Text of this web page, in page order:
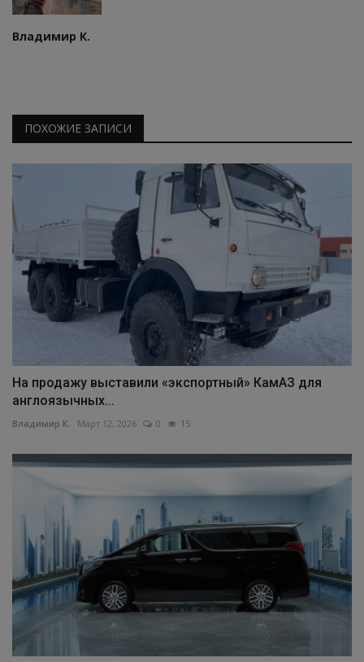
Владимир К.
ПОХОЖИЕ ЗАПИСИ
На продажу выставили «экспортный» КамАЗ для
англоязычных...
Владимир К. Март 12, 2026 0 15